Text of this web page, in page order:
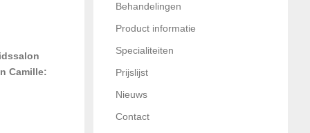
Camille:
Behandelingen
Product informatie
Specialiteiten
Prijslijst
Nieuws
Contact